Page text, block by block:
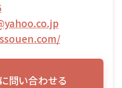
問い合わせる